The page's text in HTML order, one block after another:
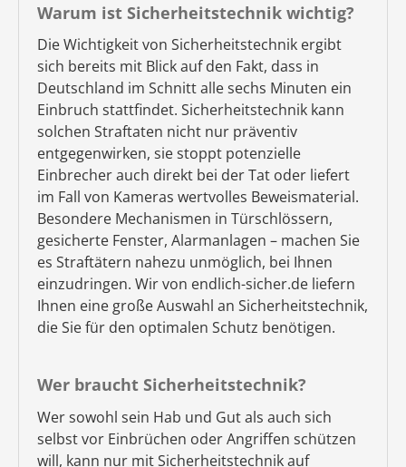
Warum ist Sicherheitstechnik wichtig?
Die Wichtigkeit von Sicherheitstechnik ergibt
sich bereits mit Blick auf den Fakt, dass in
Deutschland im Schnitt alle sechs Minuten ein
Einbruch stattfindet. Sicherheitstechnik kann
solchen Straftaten nicht nur präventiv
entgegenwirken, sie stoppt potenzielle
Einbrecher auch direkt bei der Tat oder liefert
im Fall von Kameras wertvolles Beweismaterial.
Besondere Mechanismen in Türschlössern,
gesicherte Fenster, Alarmanlagen – machen Sie
es Straftätern nahezu unmöglich, bei Ihnen
einzudringen. Wir von endlich-sicher.de liefern
Ihnen eine große Auswahl an Sicherheitstechnik,
die Sie für den optimalen Schutz benötigen.
Wer braucht Sicherheitstechnik?
Wer sowohl sein Hab und Gut als auch sich
selbst vor Einbrüchen oder Angriffen schützen
will, kann nur mit Sicherheitstechnik auf